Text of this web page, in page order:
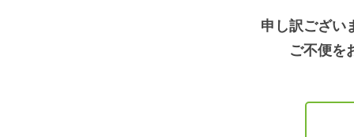
申し訳ござい
ご不便を